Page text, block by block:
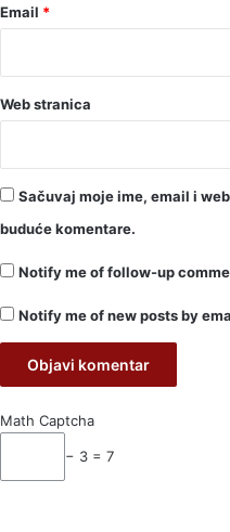
Email *
Web stranica
Sačuvaj moje ime, email i
buduće komentare.
Notify me of follow-up
Notify me of new posts by
Math Captcha
− 3 = 7